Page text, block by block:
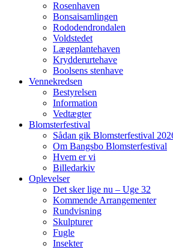
Rosenhaven
Bonsaisamlingen
Rododendrondalen
Voldstedet
Lægeplantehaven
Krydderurtehave
Boolsens stenhave
Vennekredsen
Bestyrelsen
Information
Vedtægter
Blomsterfestival
Sådan gik Blomsterfestival
Om Bangsbo Blomsterfestival
Hvem er vi
Billedarkiv
Oplevelser
Det sker lige nu – Uge 32
Kommende Arrangementer
Rundvisning
Skulpturer
Fugle
Insekter